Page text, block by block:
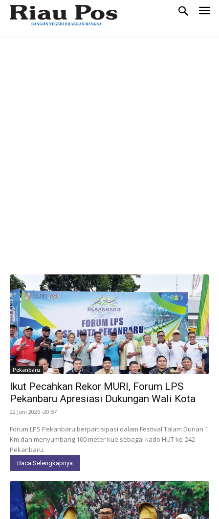
Pekanbaru
Ikut Pecahkan Rekor MURI, Forum LPS
Pekanbaru Apresiasi Dukungan Wali Kota
22 Juni 2026 -20:57
Forum LPS Pekanbaru berpartisipasi dalam Festival Talam Durian 1
Km dan menyumbang 100 meter kue sebagai kado HUT ke-242
Pekanbaru.
Baca Selengkapnya